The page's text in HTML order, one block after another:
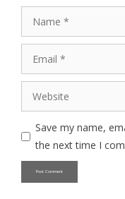
Website
Save my name,
the next time I